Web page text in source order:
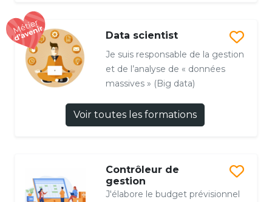
Data scientist
Je suis responsable de la gestion
et de l’analyse de « données
massives » (Big data)
Voir toutes les formations
Contrôleur de
gestion
J'élabore le budget prévisionnel